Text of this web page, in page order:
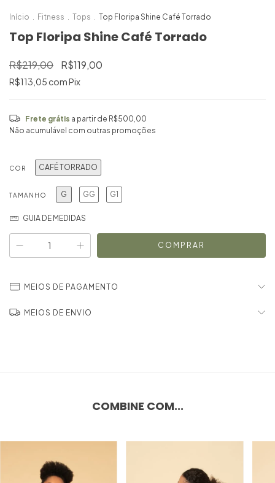
Início Fitness Tops Top Floripa Shine Café Torrado
Top Floripa Shine Café Torrado
R$219,00 R$119,00
R$113,05 comPix
Frete grátis a partir de R$500,00
Não acumulável com outras promoções
COR CAFÉ TORRADO
TAMANHO G GG G1
GUIA DE MEDIDAS
MEIOS DE PAGAMENTO
MEIOS DE ENVIO
COMBINE COM...